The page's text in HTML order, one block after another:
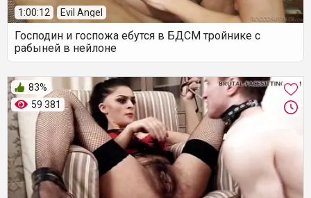
1:00:12 Evil Angel
Господин и госпожа ебутся в БДСМ тройнике с
рабыней в нейлоне
59 381
83%